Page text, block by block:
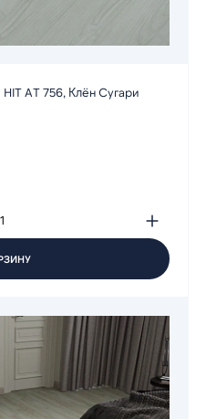
AT 756, Клён Сугари